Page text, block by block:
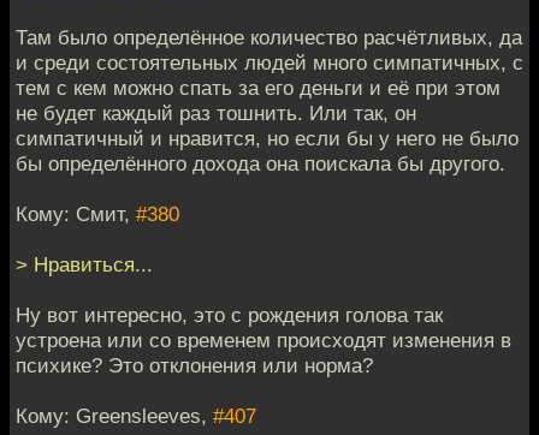
Там было определённое количество расчётливых, да
и среди состоятельных людей много симпатичных, с
тем с кем можно спать за его деньги и её при этом
не будет каждый раз тошнить. Или так, он
симпатичный и нравится, но если бы у него не было
бы определённого дохода она поискала бы другого.
Кому: Смит, #380
> Нравиться...
Ну вот интересно, это с рождения голова так
устроена или со временем происходят изменения в
психике? Это отклонения или норма?
Кому: Greensleeves, #407